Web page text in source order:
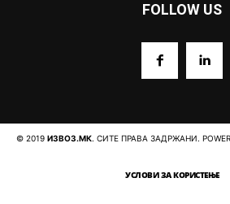
FOLLOW US
© 2019 ИЗВОЗ.МК. СИТЕ ПРАВА ЗАДРЖАНИ.
УСЛОВИ ЗА КОРИСТЕЊЕ